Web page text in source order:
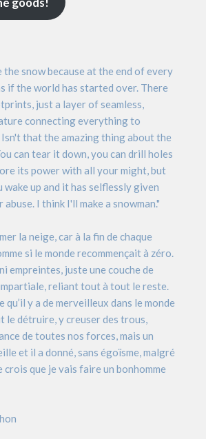
snow because at the end of every
if the world has started over. There
just a layer of seamless,
connecting everything to
that the amazing thing about the
can tear it down, you can drill holes
its power with all your might, but
wake up and it has selflessly given
I think I'll make a snowman."
la neige, car à la fin de chaque
si le monde recommençait à zéro.
empreintes, juste une couche de
reliant tout à tout le reste.
qu’il y a de merveilleux dans le monde
le détruire, y creuser des trous,
de toutes nos forces, mais un
et il a donné, sans égoïsme, malgré
crois que je vais faire un bonhomme